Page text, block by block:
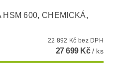
HSM 600, CHEMICKÁ,
22 892 Kč bez DPH
27 699 Kč/ ks